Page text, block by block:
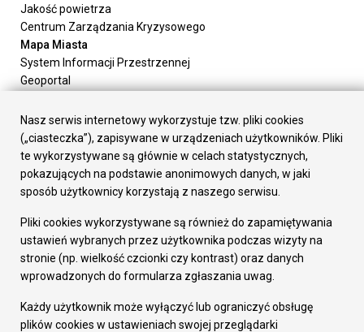
Jakość powietrza
Centrum Zarządzania Kryzysowego
Mapa Miasta
System Informacji Przestrzennej
Geoportal
Załatw sprawę
Prezydent Miasta
Rada Miasta
Wydziały
Elektroniczna Skrzynka Podawcza
Gospodarka
Fundusze europejskie
Środki krajowe
Oferty inwestycyjne
Pozostałe
Nasz serwis internetowy wykorzystuje tzw. pliki cookies
(„ciasteczka”), zapisywane w urządzeniach użytkowników. Pliki
te wykorzystywane są głównie w celach statystycznych,
pokazujących na podstawie anonimowych danych, w jaki
sposób użytkownicy korzystają z naszego serwisu.
Pliki cookies wykorzystywane są również do zapamiętywania
ustawień wybranych przez użytkownika podczas wizyty na
stronie (np. wielkość czcionki czy kontrast) oraz danych
wprowadzonych do formularza zgłaszania uwag.
Każdy użytkownik może wyłączyć lub ograniczyć obsługę
plików cookies w ustawieniach swojej przeglądarki